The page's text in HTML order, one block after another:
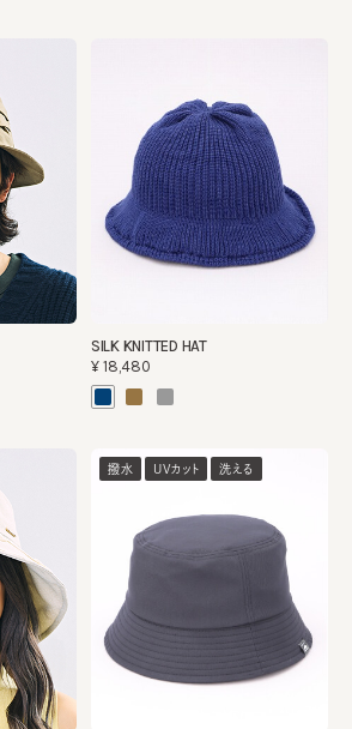
SILK KNITTED HAT
¥18,480
撥水 UVカット 洗える